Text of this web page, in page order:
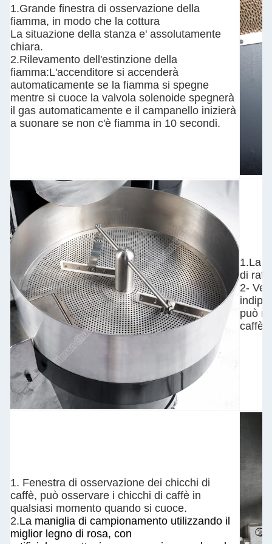
1.Grande finestra di osservazione della
fiamma, in modo che la cottura
La situazione della stanza e' assolutamente
chiara.
2.Rilevamento dell'estinzione della
fiamma:L'accenditore si accenderà
automaticamente se la fiamma si spegne
mentre si cuoce la valvola solenoide spegnerà
il gas automaticamente e il campanello inizierà
a suonare se non c'è fiamma in 10 secondi.
1.La
di
2-
può
caffè
1. Fenestra di osservazione dei chicchi di
caffè, può osservare i chicchi di caffè in
qualsiasi momento quando si cuoce.
2.La maniglia di campionamento utilizzando il
miglior legno di rosa, con